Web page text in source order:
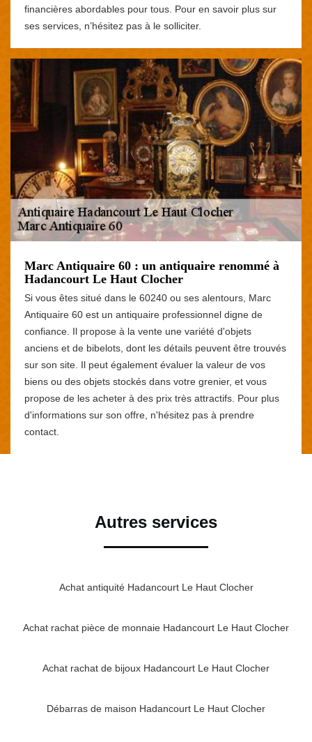
financières abordables pour tous. Pour en savoir plus sur
ses services, n’hésitez pas à le solliciter.
Marc Antiquaire 60 : un antiquaire renommé à
Hadancourt Le Haut Clocher
Si vous êtes situé dans le 60240 ou ses alentours, Marc
Antiquaire 60 est un antiquaire professionnel digne de
confiance. Il propose à la vente une variété d'objets
anciens et de bibelots, dont les détails peuvent être trouvés
sur son site. Il peut également évaluer la valeur de vos
biens ou des objets stockés dans votre grenier, et vous
propose de les acheter à des prix très attractifs. Pour plus
d'informations sur son offre, n'hésitez pas à prendre
contact.
Autres services
Achat antiquité Hadancourt Le Haut Clocher
Achat rachat pièce de monnaie Hadancourt Le Haut Clocher
Achat rachat de bijoux Hadancourt Le Haut Clocher
Débarras de maison Hadancourt Le Haut Clocher